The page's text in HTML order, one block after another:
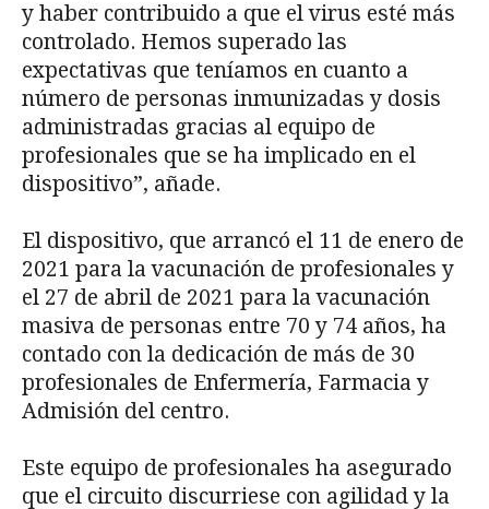
y haber contribuido a que el virus esté más
controlado. Hemos superado las
expectativas que teníamos en cuanto a
número de personas inmunizadas y dosis
administradas gracias al equipo de
profesionales que se ha implicado en el
dispositivo”, añade.
El dispositivo, que arrancó el 11 de enero de
2021 para la vacunación de profesionales y
el 27 de abril de 2021 para la vacunación
masiva de personas entre 70 y 74 años, ha
contado con la dedicación de más de 30
profesionales de Enfermería, Farmacia y
Admisión del centro.
Este equipo de profesionales ha asegurado
que el circuito discurriese con agilidad y la